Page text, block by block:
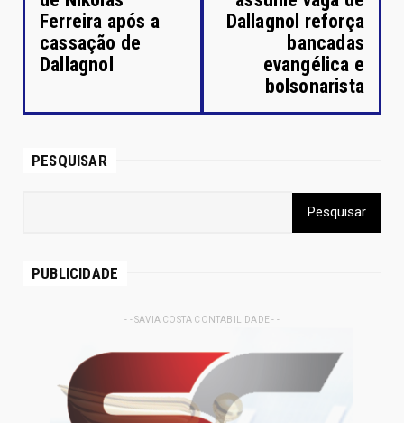
Ferreira após a
cassação de
Dallagnol
Dallagnol reforça
bancadas
evangélica e
bolsonarista
PESQUISAR
PUBLICIDADE
- - SAVIA COSTA CONTABILIDADE - -